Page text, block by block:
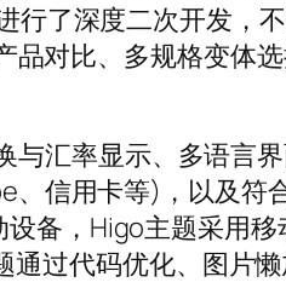
行了深度二次开发，
对比、多规格变体
与汇率显示、多语言
信用卡等)，以及符
备，Higo主题采用
过代码优化、图片